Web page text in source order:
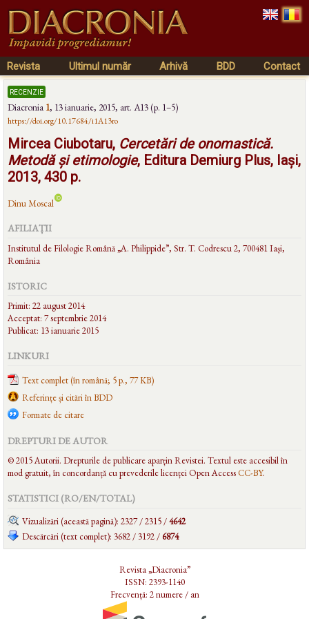
Revista Ultimul număr Arhivă BDD Contact
recenzie
Diacronia 1, 13 ianuarie, 2015, art. A13 (p. 1–5)
https://doi.org/10.17684/i1A13ro
Mircea Ciubotaru, Cercetări de onomastică.
Metodă și etimologie, Editura Demiurg Plus, Iași,
2013, 430 p.
Dinu Moscal
AFILIAȚII
Institutul de Filologie Română „A. Philippide”, Str. T. Codrescu 2, 700481 Iași,
România
ISTORIC
Primit: 22 august 2014
Acceptat: 7 septembrie 2014
Publicat: 13 ianuarie 2015
LINKURI
Text complet (în română; 5 p., 77 KB)
Referințe și citări în BDD
Formate de citare
DREPTURI DE AUTOR
© 2015 Autorii. Drepturile de publicare aparțin Revistei. Textul este accesibil în
mod gratuit, în concordanță cu prevederile licenței Open AccessCC-BY.
STATISTICI (RO/EN/TOTAL)
Vizualizări (această pagină): 2327 / 2315 /4642
Descărcări (text complet): 3682 / 3192 / 6874
Revista „Diacronia”
ISSN: 2393-1140
Frecvență: 2 numere / an